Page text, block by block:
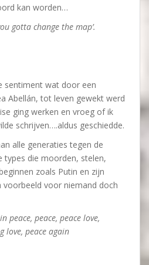
kan worden…
gotta change the map’.
sentiment wat door een
Abellán, tot leven gewekt werd
ging werken en vroeg of ik
schrijven….aldus geschiedde.
alle generaties tegen de
types die moorden, stelen,
zoals Putin en zijn
voorbeeld voor niemand doch
peace, peace, peace love,
love, peace again